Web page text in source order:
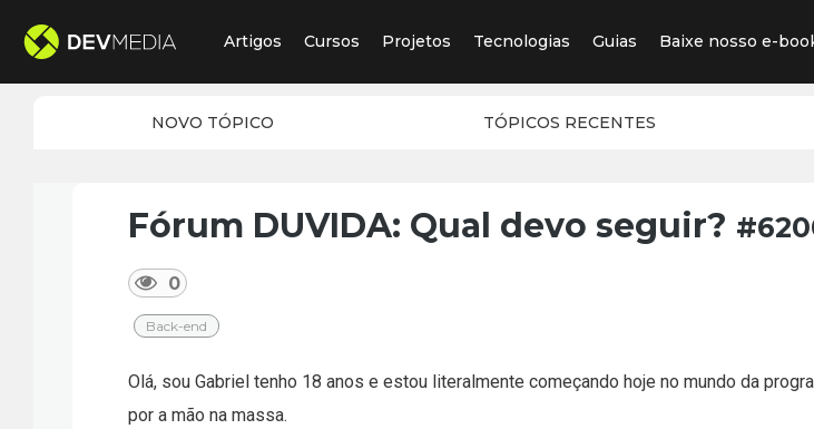
Artigos Cursos Projetos Tecnologias Guias Baixe nosso e-
NOVO TÓPICO TÓPICOS RECENTES
Fórum DUVIDA: Qual devo seguir?
0
Back-end
Olá, sou Gabriel tenho 18 anos e estou literalmente começando hoje no mundo da
por a mão na massa.